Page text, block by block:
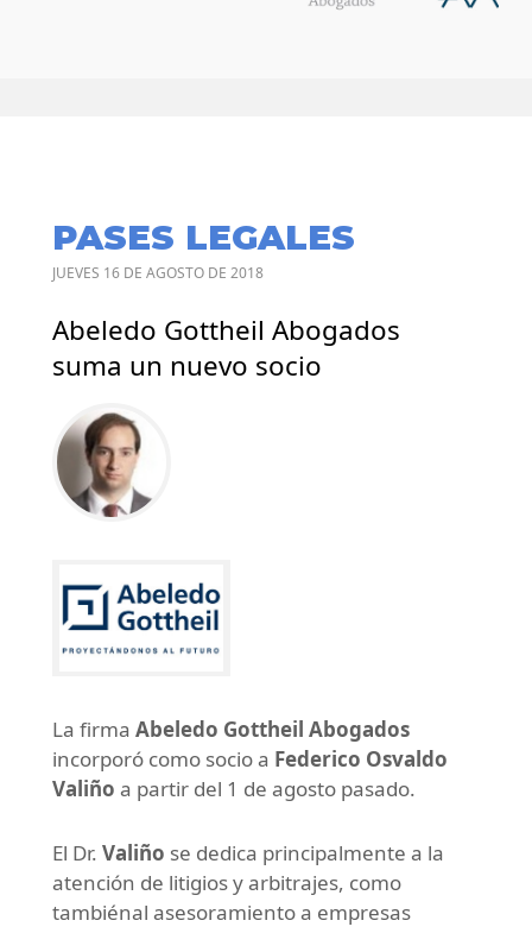
PASES LEGALES
JUEVES 16 DE AGOSTO DE 2018
Abeledo Gottheil Abogados
suma un nuevo socio
La firma Abeledo Gottheil Abogados
incorporó como socio a Federico Osvaldo
Valiño a partir del 1 de agosto pasado.
El Dr. Valiño se dedica principalmente a la
atención de litigios y arbitrajes, como
tambiénal asesoramiento a empresas